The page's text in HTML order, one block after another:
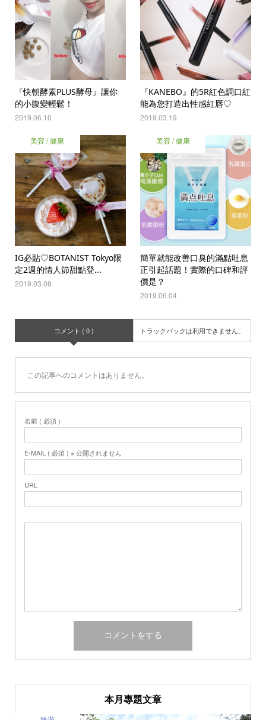
『快朝酵素PLUS酵母』讓你
的小腹變輕鬆！
2019.06.10
『KANEBO』的5R紅色調口紅
能為您打造出性感紅唇♡
2019.03.19
美容 / 健康
IG必貼♡BOTANIST Tokyo限
定2週的情人節甜點登...
2019.03.08
美容 / 健康
簡單就能改善口臭的滿點吐息
正引起話題！實際的口碑和評
價是？
2019.06.04
コメント ( 0 ) トラックバックは利用できません。
この記事へのコメントはありません。
名前 ( 必須 )
E-MAIL ( 必須 ) ※ 公開されません
URL
本月專題文章